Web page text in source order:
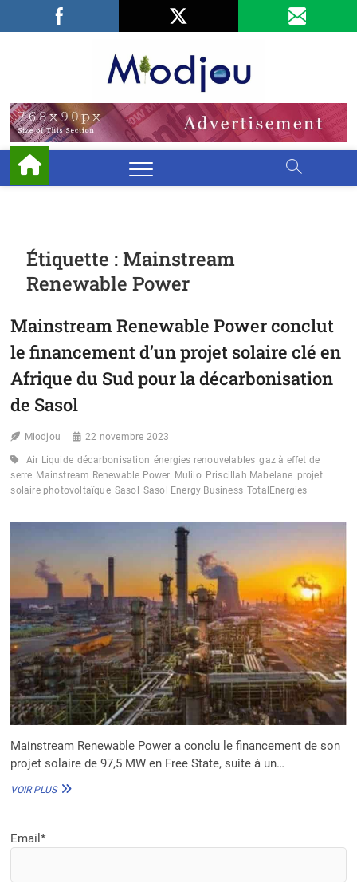
Facebook
LinkedIn
Étiquette :Mainstream
Renewable Power
Mainstream Renewable Power conclut
le financement d’un projet solaire clé en
Afrique du Sud pour la décarbonisation
de Sasol
Miodjou 22 novembre 2023
Air Liquide décarbonisation énergies renouvelables gaz à effet de
serre Mainstream Renewable Power Mulilo Priscillah Mabelane projet
solaire photovoltaïque Sasol Sasol Energy Business TotalEnergies
Mainstream Renewable Power a conclu le financement de son
projet solaire de 97,5 MW en Free State, suite à un…
VOIR PLUSMAINSTREAM
Email*